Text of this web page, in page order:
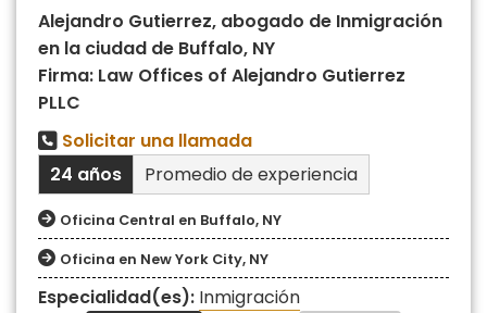
Alejandro Gutierrez, abogado de Inmigración
en la ciudad de Buffalo, NY
Firma: Law Offices of Alejandro Gutierrez
PLLC
Solicitar una llamada
24 años
Promedio de experiencia
Oficina Central en Buffalo, NY
Oficina en New York City, NY
Especialidad(es): Inmigración